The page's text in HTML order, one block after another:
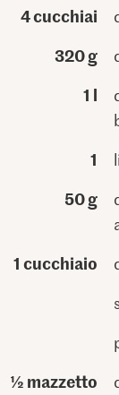
4 cucchiai
320 g
1 l
1
50 g
1 cucchiaio
½ mazzetto